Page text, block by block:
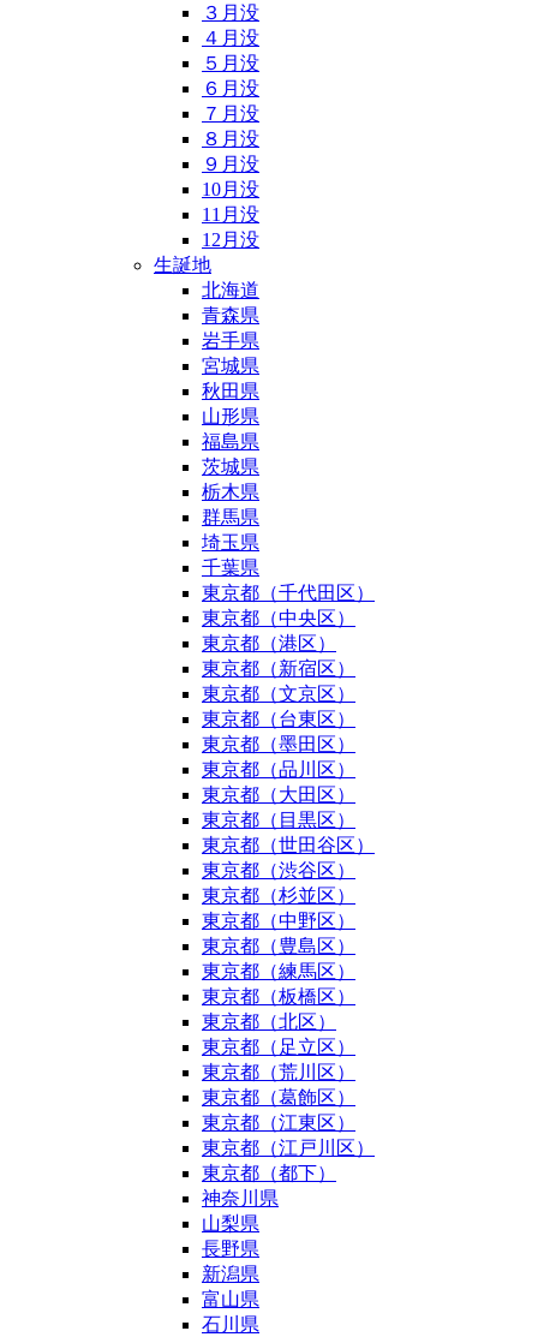
３月没
４月没
５月没
６月没
７月没
８月没
９月没
10月没
11月没
12月没
生誕地
北海道
青森県
岩手県
宮城県
秋田県
山形県
福島県
茨城県
栃木県
群馬県
埼玉県
千葉県
東京都（千代田区）
東京都（中央区）
東京都（港区）
東京都（新宿区）
東京都（文京区）
東京都（台東区）
東京都（墨田区）
東京都（品川区）
東京都（大田区）
東京都（目黒区）
東京都（世田谷区）
東京都（渋谷区）
東京都（杉並区）
東京都（中野区）
東京都（豊島区）
東京都（練馬区）
東京都（板橋区）
東京都（北区）
東京都（足立区）
東京都（荒川区）
東京都（葛飾区）
東京都（江東区）
東京都（江戸川区）
東京都（都下）
神奈川県
山梨県
長野県
新潟県
富山県
石川県